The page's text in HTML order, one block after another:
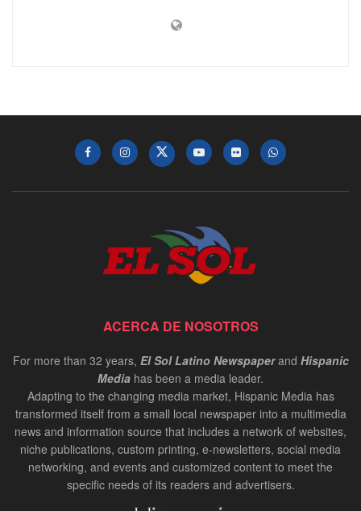
ACERCA DE NOSOTROS
For more than 32 years, El Sol Latino Newspaperand Hispanic
Media has been a media leader.
Adapting to the changing media market, Hispanic Media has
transformed itself from a small local newspaper into a multimedia
news and information source that includes a network of websites,
niche publications, custom printing, e-newsletters, social media
networking, and events and customized content to meet the
specific needs of its readers and advertisers.